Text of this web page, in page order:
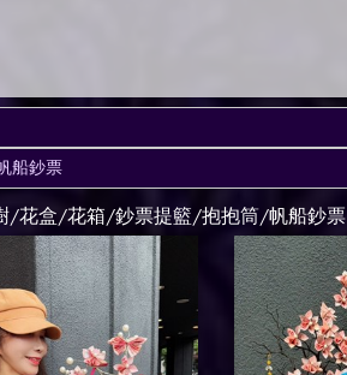
/花盒/花箱/鈔票提籃/抱抱筒/帆船鈔票